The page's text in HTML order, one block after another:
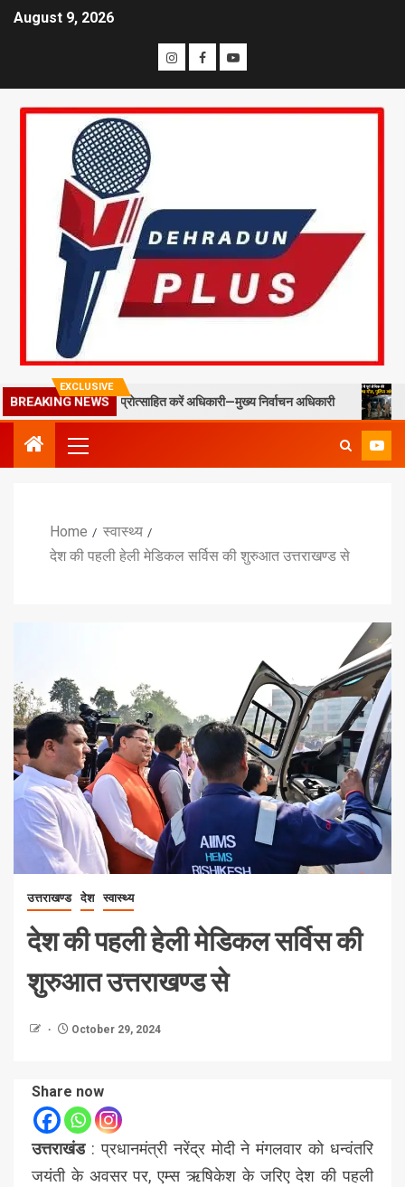
August 9, 2026
EXCLUSIVE
BREAKING NEWS
स्टाफ को प्रोत्साहित करें अधिकारी—मुख्य निर्वाचन अधिकारी मसूरी में
Home
स्वास्थ्य
देश की पहली हेली मेडिकल सर्विस की शुरुआत उत्तराखण्ड से
उत्तराखण्ड देश स्वास्थ्य
देश की पहली हेली मेडिकल सर्विस की
शुरुआत उत्तराखण्ड से
October 29, 2024
Share now
उत्तराखंड: प्रधानमंत्री नरेंद्र मोदी ने मंगलवार को धन्वंतरि
जयंती के अवसर पर, एम्स ऋषिकेश के जरिए देश की पहली